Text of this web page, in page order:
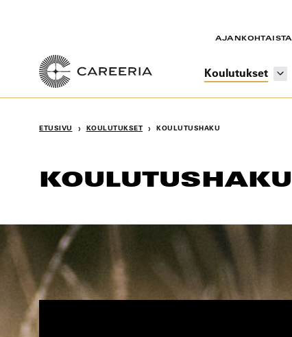
AJANKOHTAISTA
Koulutukset
ETUSIVU › KOULUTUKSET › KOULUTUSHAKU
KOULUTUSHAKU